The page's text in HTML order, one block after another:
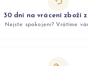
30 dní na vrácení zboží z
Nejste spokojeni? Vrátíme